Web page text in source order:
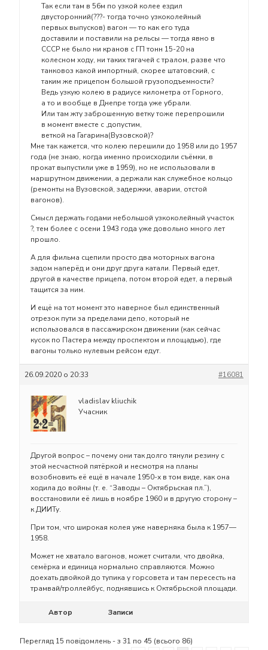
Так если там в 56м по узкой колее ездил
двусторонний(???- тогда точно узкоколейный
первых выпусков) вагон — то как его туда
доставили и поставили на рельсы — тогда явно в
СССР не было ни кранов с ГП тонн 15-20 на
колесном ходу, ни таких тягачей с тралом, разве что
танковоз какой импортный, скорее штатовский, с
таким же прицепом большой грузоподъемности?
Ведь узкую колею в радиусе километра от Горного,
а то и вообще в Днепре тогда уже убрали.
Или там жту заброшенную ветку тоже перепрошили
в момент вместе с ,допустим,
веткой на Гагарина(Вузовской)?
Мне так кажется, что колею перешили до 1958 или до 1957
года (не знаю, когда именно происходили съёмки, в
прокат выпустили уже в 1959), но не использовали в
маршрутном движении, а держали как служебное кольцо
(ремонты на Вузовской, задержки, аварии, отстой
вагонов).
Смысл держать годами небольшой узкоколейный участок
?, тем более с осени 1943 года уже довольно много лет
прошло.
А для фильма сцепили просто два моторных вагона
задом наперёд и они друг друга катали. Первый едет,
другой в качестве прицепа, потом второй едет, а первый
тащится за ним.
И ещё на тот момент это наверное был единственный
отрезок пути за пределами депо, который не
использовался в пассажирском движении (как сейчас
кусок по Пастера между проспектом и площадью), где
вагоны только нулевым рейсом едут.
26.09.2020 о 20:33 #16081
vladislav kliuchik
Учасник
Другой вопрос – почему они так долго тянули резину с
этой несчастной пятёркой и несмотря на планы
возобновить её ещё в начале 1950-х в том виде, как она
ходила до войны (т. е. “Заводы – Октябрьская пл.”),
восстановили её лишь в ноябре 1960 и в другую сторону –
к ДИИТу.
При том, что широкая колея уже наверняка была к 1957—
1958.
Может не хватало вагонов, может считали, что двойка,
семёрка и единица нормально справляются. Можно
доехать двойкой до тупика у горсовета и там пересесть на
трамвай/троллейбус, поднявшись к Октябрьской площади.
Автор Записи
Перегляд 15 повідомлень - з 31 по 45 (всього 86)